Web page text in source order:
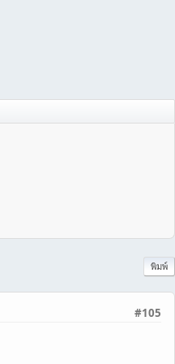
พิมพ์
#105